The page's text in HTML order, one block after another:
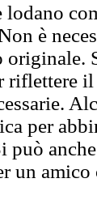
lodano
è
originale.
riflettere
per
può
un amico